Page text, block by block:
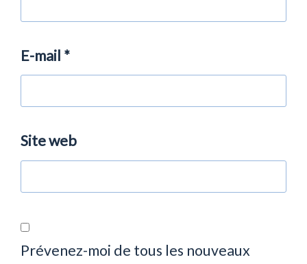
E-mail *
Site web
Prévenez-moi de tous les nouveaux